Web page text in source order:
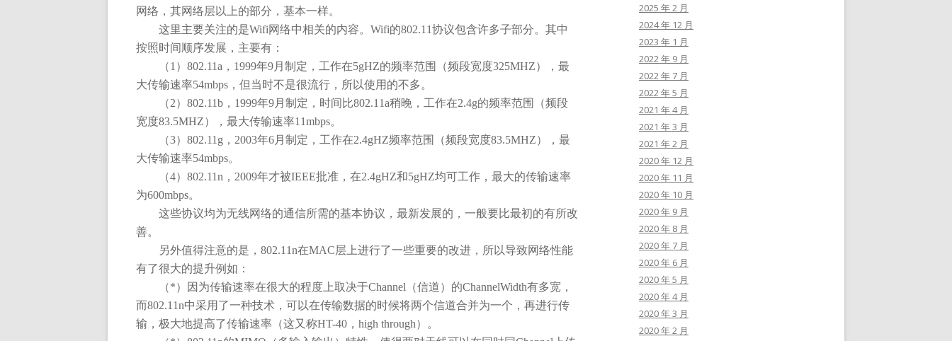
网络，其网络层以上的部分，基本一样。
这里主要关注的是Wifi网络中相关的内容。 Wifi的802.11协议包含许多子部分。其中
按照时间顺序发展，主要有：
（1 ） 802.11a ， 1999年9月制定，工作在5gHZ的频率范围（频段宽度325MHZ），最
大传输速率54mbps ，但当时不是很流行，所以使用的不多。
（2） 802.11b ， 1999年9月制定，时间比802.11a稍晚，工作在2.4g的频率范围（频段
宽度83.5MHZ），最大传输速率11mbps。
（3） 802.11g ， 2003年6月制定，工作在2.4gHZ频率范围（频段宽度83.5MHZ），最
大传输速率54mbps。
（4） 802.11n ， 2009年才被IEEE批准，在2.4gHZ和5gHZ均可工作，最大的传输速率
为600mbps。
这些协议均为无线网络的通信所需的基本协议，最新发展的，一般要比最初的有所改
善。
另外值得注意的是， 802.11n在MAC层上进行了一些重要的改进，所以导致网络性能
有了很大的提升例如：
（*）因为传输速率在很大的程度上取决于Channel （信道）的ChannelWidth有多宽，
而802.11n中采用了一种技术，可以在传输数据的时候将两个信道合并为一个，再进行传
输，极大地提高了传输速率（这又称HT-40 ， high through）。
2025 年 2 月
2024 年 12 月
2023 年 1 月
2022 年 9 月
2022 年 7 月
2022 年 5 月
2021 年 4 月
2021 年 3 月
2021 年 2 月
2020 年 12 月
2020 年 11 月
2020 年 10 月
2020 年 9 月
2020 年 8 月
2020 年 7 月
2020 年 6 月
2020 年 5 月
2020 年 4 月
2020 年 3 月
2020 年 2 月